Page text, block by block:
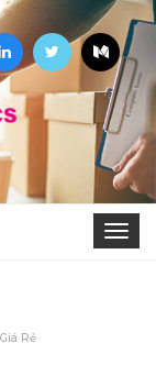
Toggle
Rẻ